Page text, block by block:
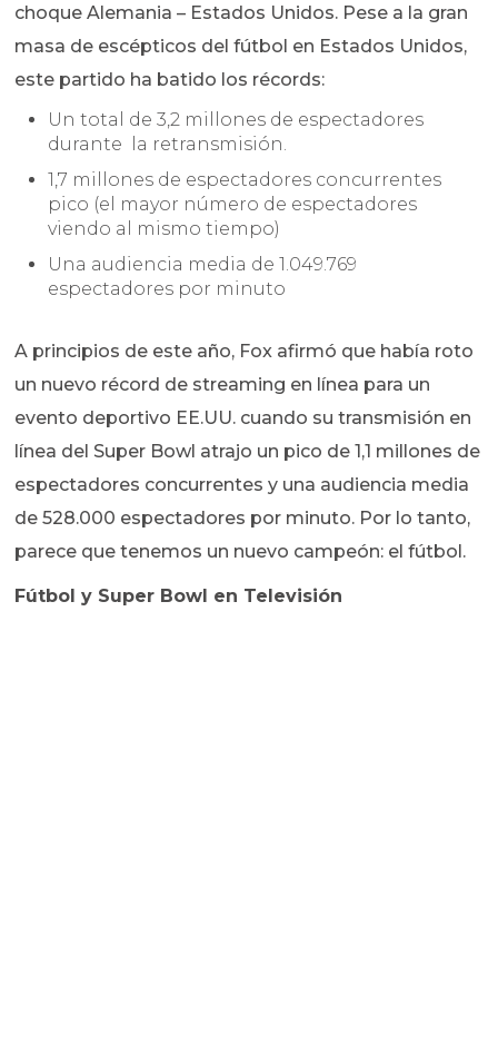
choque Alemania – Estados Unidos. Pese a la gran
masa de escépticos del fútbol en Estados Unidos,
este partido ha batido los récords:
Un total de 3,2 millones de espectadores
durante la retransmisión.
1,7 millones de espectadores concurrentes
pico (el mayor número de espectadores
viendo al mismo tiempo)
Una audiencia media de 1.049.769
espectadores por minuto
A principios de este año, Fox afirmó que había roto
un nuevo récord de streaming en línea para un
evento deportivo EE.UU. cuando su transmisión en
línea del Super Bowl atrajo un pico de 1,1 millones de
espectadores concurrentes y una audiencia media
de 528.000 espectadores por minuto. Por lo tanto,
parece que tenemos un nuevo campeón: el fútbol.
Fútbol y Super Bowl en Televisión